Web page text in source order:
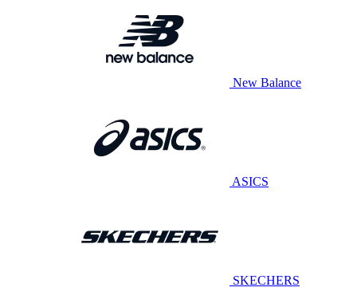
New Balance
ASICS
SKECHERS